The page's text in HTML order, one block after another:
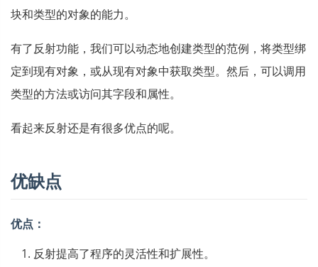
块和类型的对象的能力。
有了反射功能，我们可以动态地创建类型的范例，将类型绑
定到现有对象，或从现有对象中获取类型。然后，可以调用
类型的方法或访问其字段和属性。
看起来反射还是有很多优点的呢。
优缺点
优点：
反射提高了程序的灵活性和扩展性。